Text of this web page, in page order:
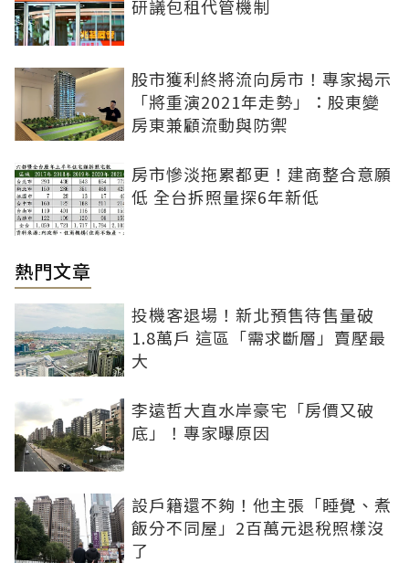
研議包租代管機制
股市獲利終將流向房市！專家揭示
「將重演2021年走勢」：股東變
房東兼顧流動與防禦
房市慘淡拖累都更！建商整合意願
低 全台拆照量探6年新低
熱門文章
投機客退場！新北預售待售量破
1.8萬戶 這區「需求斷層」賣壓最
大
李遠哲大直水岸豪宅「房價又破
底」！專家曝原因
設戶籍還不夠！他主張「睡覺、煮
飯分不同屋」2百萬元退稅照樣沒
了